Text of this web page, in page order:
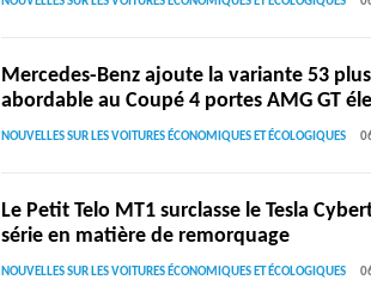
Mercedes-Benz ajoute la variante 53 plus
abordable au Coupé 4 portes AMG GT
NOUVELLES SUR LES VOITURES ÉCONOMIQUES ET ÉCOLOGIQUES
Le Petit Telo MT1 surclasse le Tesla
série en matière de remorquage
NOUVELLES SUR LES VOITURES ÉCONOMIQUES ET ÉCOLOGIQUES